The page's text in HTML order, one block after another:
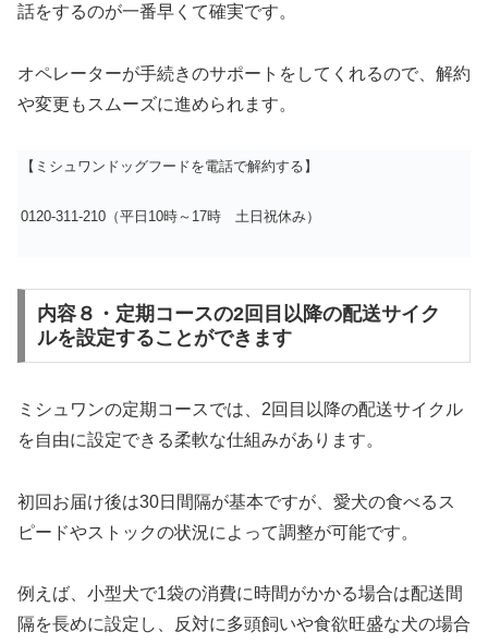
話をするのが一番早くて確実です。
オペレーターが手続きのサポートをしてくれるので、解約
や変更もスムーズに進められます。
【ミシュワンドッグフードを電話で解約する】
0120-311-210（平日10時～17時 土日祝休み）
内容８・定期コースの2回目以降の配送サイク
ルを設定することができます
ミシュワンの定期コースでは、2回目以降の配送サイクル
を自由に設定できる柔軟な仕組みがあります。
初回お届け後は30日間隔が基本ですが、愛犬の食べるス
ピードやストックの状況によって調整が可能です。
例えば、小型犬で1袋の消費に時間がかかる場合は配送間
隔を長めに設定し、反対に多頭飼いや食欲旺盛な犬の場合